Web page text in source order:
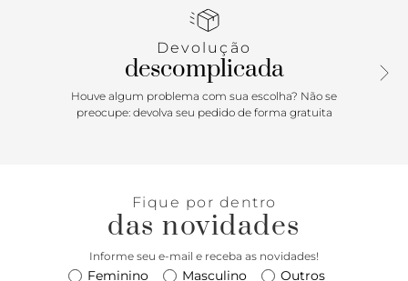
Devolução
descomplicada
Houve algum problema com sua escolha? Não se
preocupe: devolva seu pedido de forma gratuita
Fique por dentro
das novidades
Informe seu e-mail e receba as novidades!
Feminino Masculino Outros